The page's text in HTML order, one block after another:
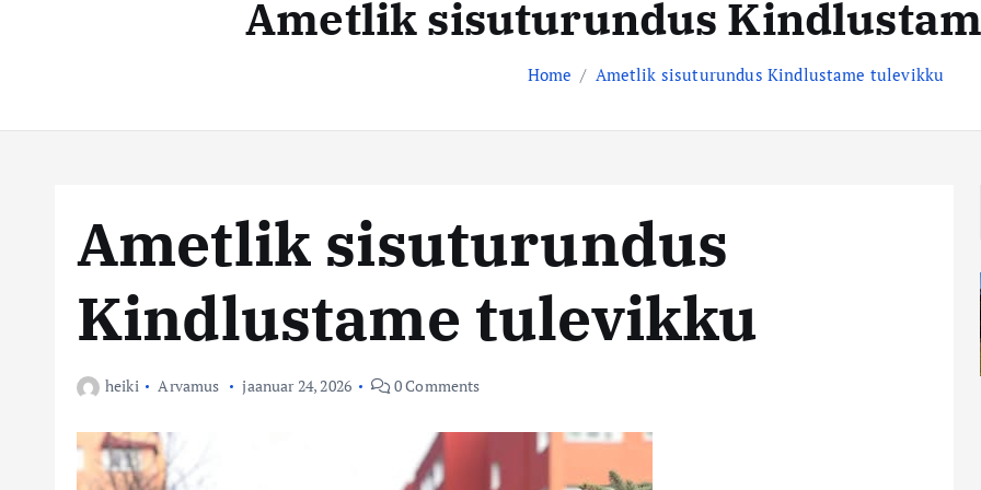
e
s
k
u
s
Ametlik sisuturundus
Home Ametlik sisuturundus Kindlustame tulevikku
Ametlik sisuturundus
Kindlustame tulevikku
heiki Arvamus jaanuar 24, 2026 0 Comments